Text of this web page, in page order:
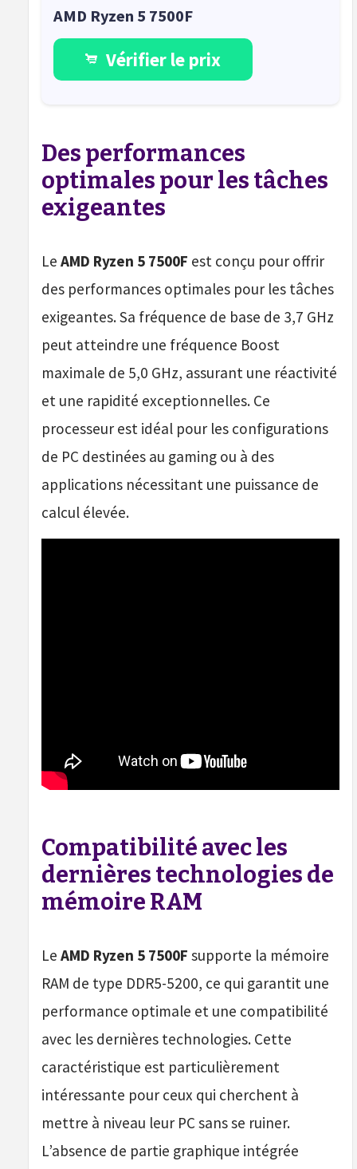
AMD Ryzen 5 7500F
Vérifier le prix
Des performances
optimales pour les tâches
exigeantes
Le AMD Ryzen 5 7500F est conçu pour offrir
des performances optimales pour les tâches
exigeantes. Sa fréquence de base de 3,7 GHz
peut atteindre une fréquence Boost
maximale de 5,0 GHz, assurant une réactivité
et une rapidité exceptionnelles. Ce
processeur est idéal pour les configurations
de PC destinées au gaming ou à des
applications nécessitant une puissance de
calcul élevée.
Compatibilité avec les
dernières technologies de
mémoire RAM
Le AMD Ryzen 5 7500F supporte la mémoire
RAM de type DDR5-5200, ce qui garantit une
performance optimale et une compatibilité
avec les dernières technologies. Cette
caractéristique est particulièrement
intéressante pour ceux qui cherchent à
mettre à niveau leur PC sans se ruiner.
L’absence de partie graphique intégrée